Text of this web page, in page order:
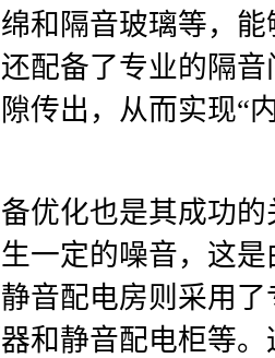
和隔音玻璃等，
配备了专业的隔
传出，从而实现“
优化也是其成功
一定的噪音，这
音配电房则采用
和静音配电柜等